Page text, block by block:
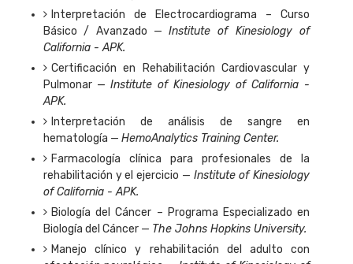
Interpretación de Electrocardiograma – Curso
Básico / Avanzado —Institute of Kinesiology of
California - APK.
Certificación en Rehabilitación Cardiovascular y
Pulmonar — Institute of Kinesiology of California -
APK.
Interpretación de análisis de sangre en
hematología — HemoAnalytics Training Center.
Farmacología clínica para profesionales de la
rehabilitación y el ejercicio — Institute of Kinesiology
of California - APK.
Biología del Cáncer – Programa Especializado en
Biología del Cáncer — The Johns Hopkins University.
Manejo clínico y rehabilitación del adulto con